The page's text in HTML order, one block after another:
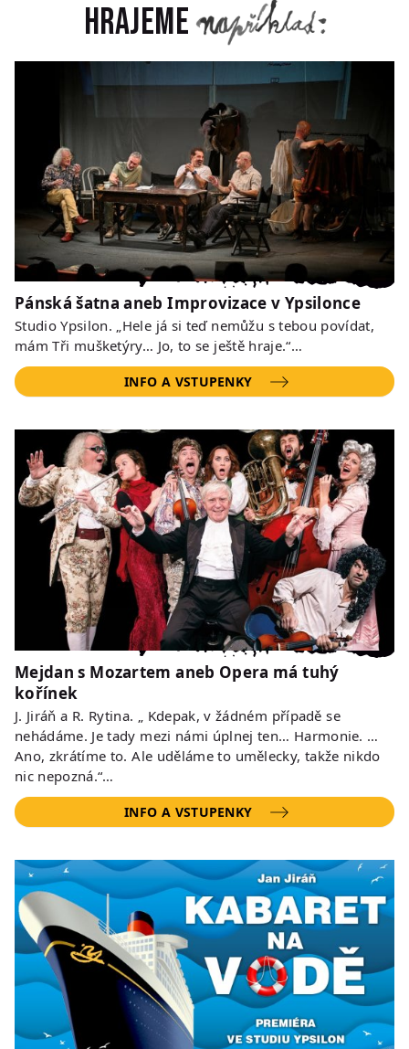
Hrajeme
Pánská šatna aneb Improvizace v Ypsilonce
Studio Ypsilon. „Hele já si teď nemůžu s tebou povídat,
mám Tři mušketýry… Jo, to se ještě hraje.“…
INFO A VSTUPENKY
Mejdan s Mozartem aneb Opera má tuhý
kořínek
J. Jiráň a R. Rytina. „ Kdepak, v žádném případě se
nehádáme. Je tady mezi námi úplnej ten… Harmonie. …
Ano, zkrátíme to. Ale uděláme to umělecky, takže nikdo
nic nepozná.“…
INFO A VSTUPENKY